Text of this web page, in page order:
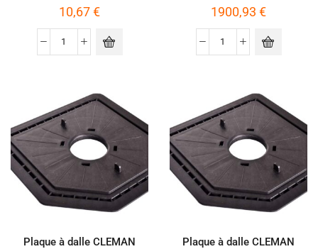
10,67€ 1900,93 €
Plaque à dalle CLEMAN
Plaque à dalle CLEMAN